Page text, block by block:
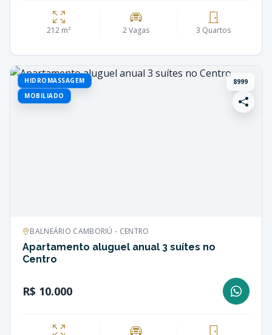
212 m² 2 Vagas 3 Quartos
HIDROMASSAGEM
MOBILIADO
8999
BALNEÁRIO CAMBORIÚ - CENTRO
Apartamento aluguel anual 3 suítes no
Centro
R$ 10.000